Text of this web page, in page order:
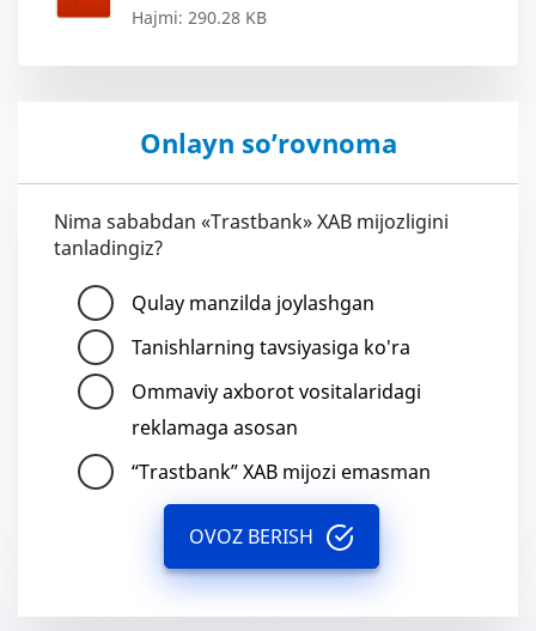
Hajmi: 290.28 KB
Onlayn so’rovnoma
Nima sababdan «Trastbank» XAB mijozligini
tanladingiz?
Qulay manzilda joylashgan
Tanishlarning tavsiyasiga ko'ra
Ommaviy axborot vositalaridagi
reklamaga asosan
“Trastbank” XAB mijozi emasman
OVOZ BERISH